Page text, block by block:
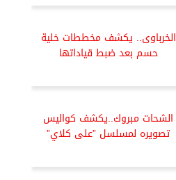
الخرباوى.. يكشف مخططات خلية
حسم بعد ضبط قياداتها
الشحات مبروك..يكشف كواليس
تصويره لمسلسل ”على كلاي”